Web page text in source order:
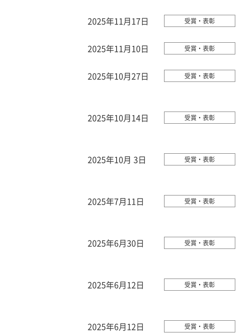
2025年11月17日 受賞・表彰
2025年11月10日 受賞・表彰
2025年10月27日 受賞・表彰
2025年10月14日 受賞・表彰
2025年10月 3日 受賞・表彰
2025年7月11日 受賞・表彰
2025年6月30日 受賞・表彰
2025年6月12日 受賞・表彰
2025年6月12日 受賞・表彰